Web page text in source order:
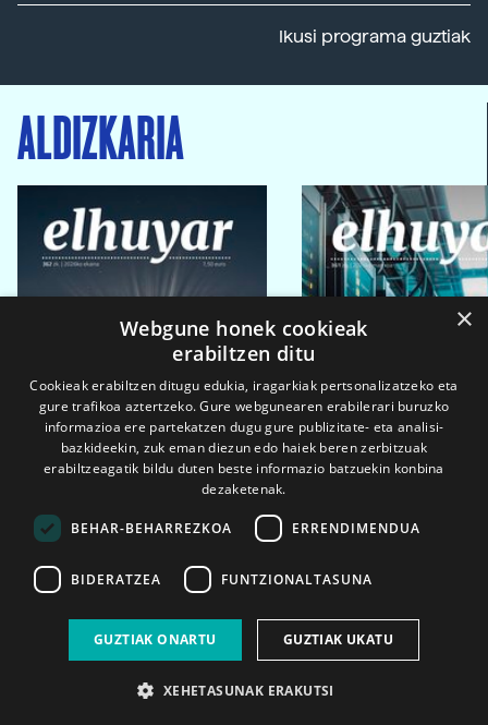
Ikusi programa guztiak
ALDIZKARIA
2026ko eka. 1a 2026ko mar. 1a
×
Webgune honek cookieak
erabiltzen ditu
Cookieak erabiltzen ditugu edukia, iragarkiak pertsonalizatzeko eta
gure trafikoa aztertzeko. Gure webgunearen erabilerari buruzko
informazioa ere partekatzen dugu gure publizitate- eta analisi-
bazkideekin, zuk eman diezun edo haiek beren zerbitzuak
erabiltzeagatik bildu duten beste informazio batzuekin konbina
dezaketenak.
BEHAR-BEHARREZKOA ERRENDIMENDUA
BIDERATZEA FUNTZIONALTASUNA
GUZTIAK ONARTU GUZTIAK UKATU
XEHETASUNAK ERAKUTSI